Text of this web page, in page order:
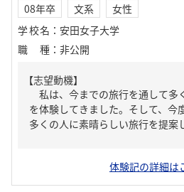
08年卒 文系
女性
学校名 ： 安田女子大学
職種 ： 非公開
【志望動機】
私は、今までの旅行を通して多
を体験してきました。そして、今
多くの人に素晴らしい旅行を提案
体験記の詳細は